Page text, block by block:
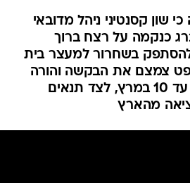
שון קסנטיני ניהל מדובאי
כנקמה על רצח ברוך
בשחרור למעצר בית
משפט צמצם את הבקשה והורה
על מעצר בית מלא עד 10 במרץ, לצד תנאים
מהארץ